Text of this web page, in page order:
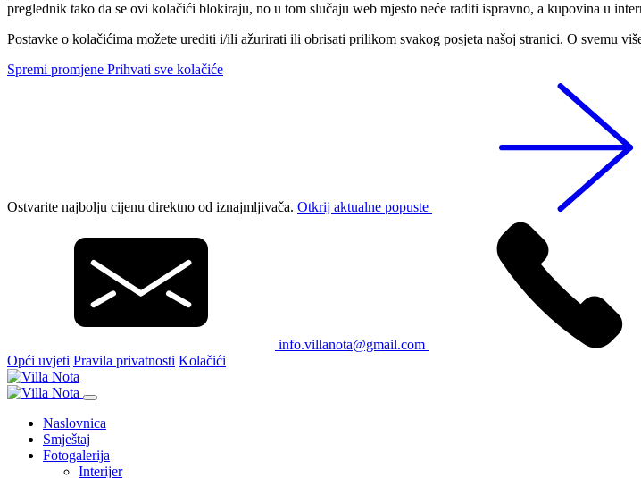
preglednik tako da se ovi kolačići blokiraju, no u tom slučaju web mjesto neće raditi ispravno, a kupovina u
Postavke o kolačićima možete urediti i/ili ažurirati ili obrisati prilikom svakog posjeta našoj stranici. O svemu
Spremi promjene Prihvati sve kolačiće
Ostvarite najbolju cijenu direktno od iznajmljivača. Otkrij aktualne popuste
info.villanota@gmail.com
Opći uvjeti Pravila privatnosti Kolačići
Naslovnica
Smještaj
Fotogalerija
Interijer